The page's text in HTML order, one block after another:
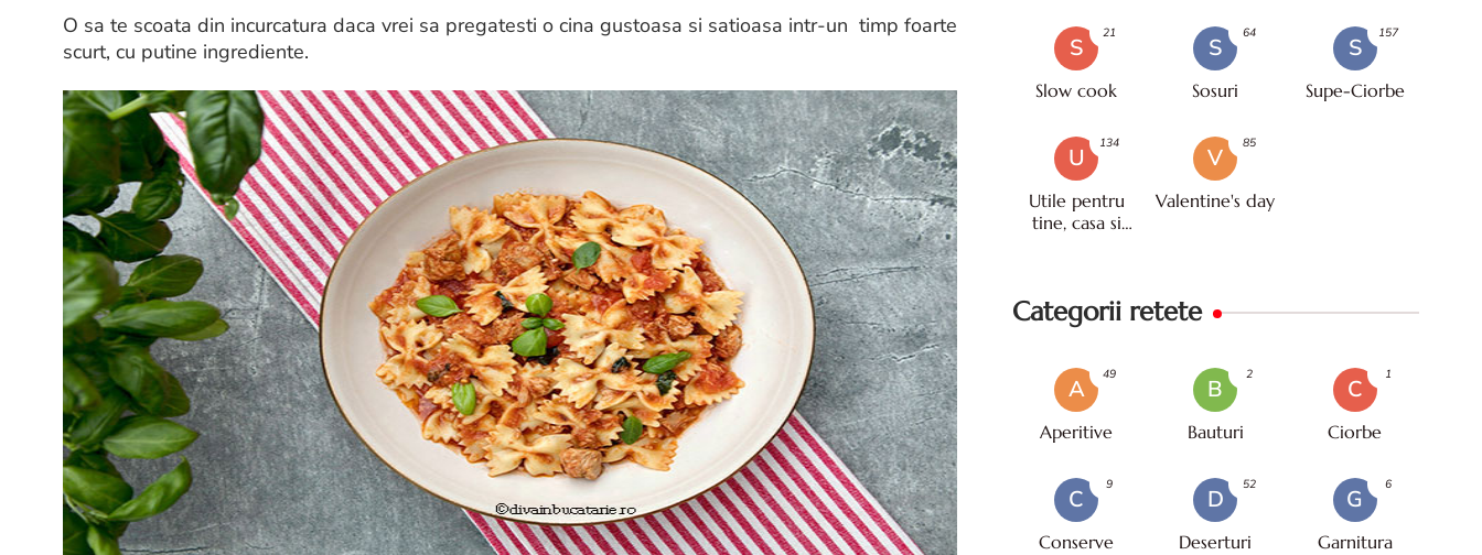
O sa te scoata din incurcatura daca vrei sa pregatesti o cina gustoasa si satioasa intr-un timp foarte
scurt, cu putine ingrediente.
S
Slow cook
21
S
Sosuri
64
S
Supe-Ciorbe
157
U
Utile pentru
tine, casa si
134
V
Valentine's day
85
Categorii retete
A
Aperitive
49
B
Bauturi
2
C
Ciorbe
1
C
Conserve
9
D
Deserturi
52
G
Garnitura
6